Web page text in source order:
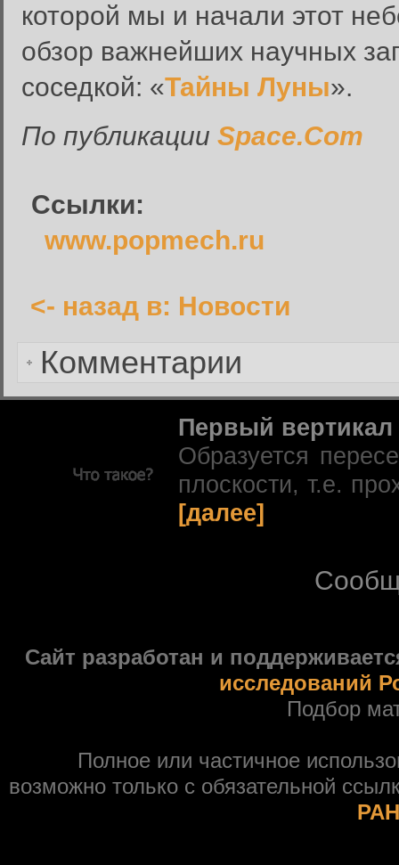
которой мы и начали этот
обзор важнейших научных
соседкой: «Тайны Луны».
По публикации Space.Com
Ссылки:
www.popmech.ru
<- назад в: Новости
Комментарии
Забыли пароль?
Введите свое имя
Инструкция по сбросу
Сбросить пароль
Вернуться к форме входа в
Первый вертикал
Образуется
плоскости, т.е.
[далее]
Сайт разработан и
исследований
Подбор
Полное или частичное
возможно только с обязательной